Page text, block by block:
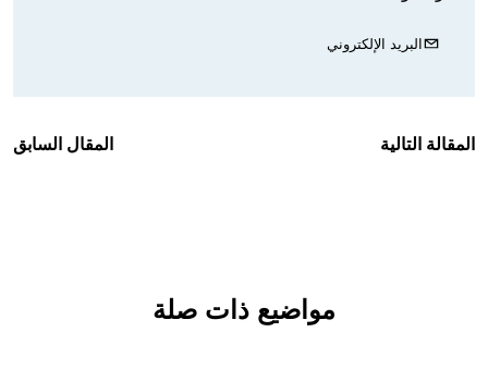
البريد الإلكتروني
المقالة التالية المقال السابق
مواضيع ذات صلة